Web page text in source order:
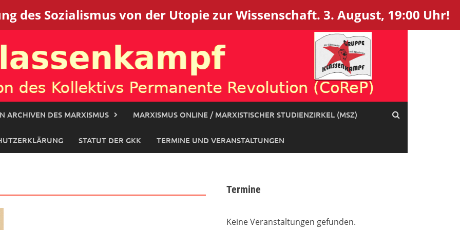
des Sozialismus von der Utopie zur Wissenschaft. 3. August, 19:00 Uhr!
ARCHIVEN DES MARXISMUS MARXISMUS ONLINE / MARXISTISCHER STUDIENZIRKEL (MSZ)
STATUT DER GKK TERMINE UND VERANSTALTUNGEN
Termine
Keine Veranstaltungen gefunden.